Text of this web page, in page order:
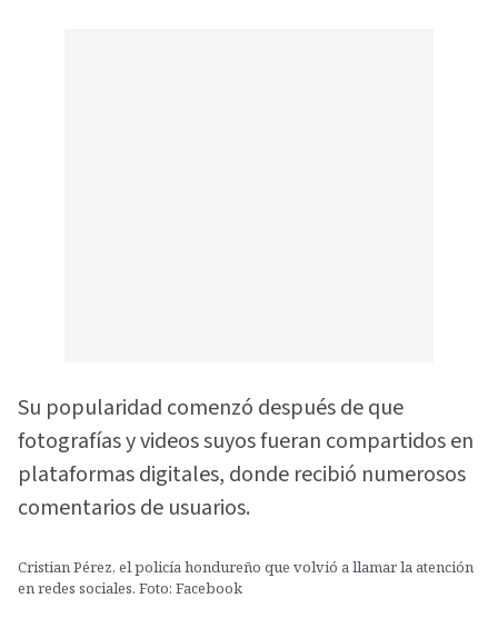
Su popularidad comenzó después de que
fotografías y videos suyos fueran compartidos en
plataformas digitales, donde recibió numerosos
comentarios de usuarios.
Cristian Pérez, el policía hondureño que volvió a llamar la atención
en redes sociales. Foto: Facebook